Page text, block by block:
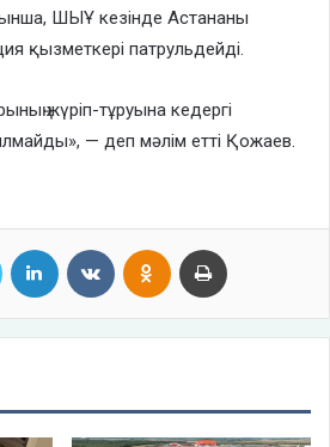
ШЫҰ кезінде Астананы
қызметкері патрульдейді.
жүріп-тұруына кедергі
— деп мәлім етті Қожаев.
Twitter LinkedIn VKontakteOdnoklassniki